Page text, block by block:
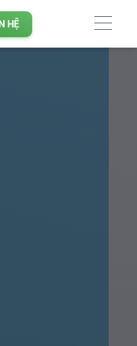
động sản hàng đầu
HỆ